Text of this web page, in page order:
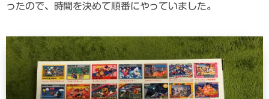
ったので、時間を決めて順番にやっていました。